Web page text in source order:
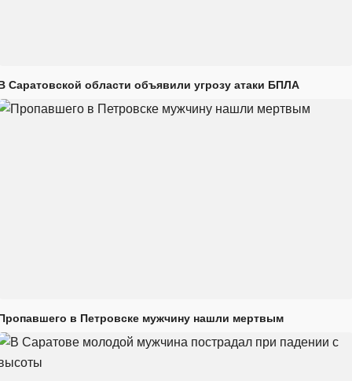
Саратовской области объявили угрозу атаки БПЛА
в Петровске мужчину нашли мертвым